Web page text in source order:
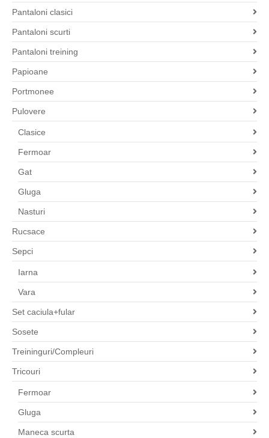
Pantaloni clasici
Pantaloni scurti
Pantaloni treining
Papioane
Portmonee
Pulovere
Clasice
Fermoar
Gat
Gluga
Nasturi
Rucsace
Sepci
Iarna
Vara
Set caciula+fular
Sosete
Treininguri/Compleuri
Tricouri
Fermoar
Gluga
Maneca scurta